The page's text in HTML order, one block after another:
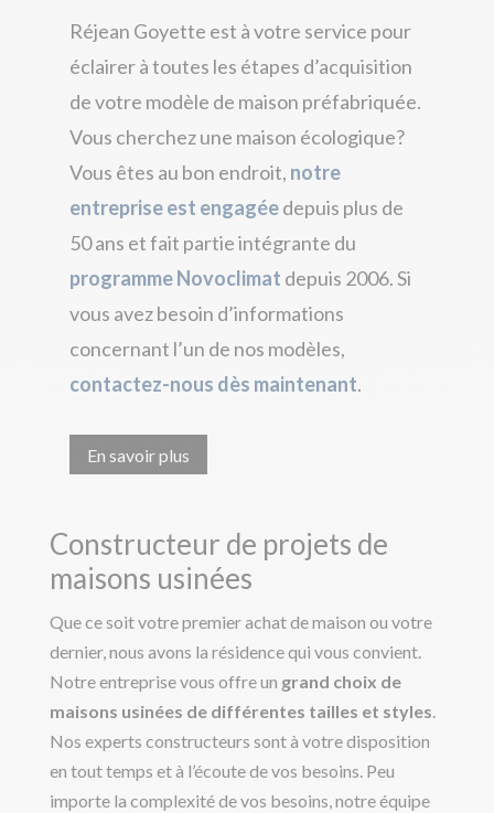
Réjean Goyette est à votre service pour
éclairer à toutes les étapes d’acquisition
de votre modèle de maison préfabriquée.
Vous cherchez une maison écologique?
Vous êtes au bon endroit, notre
entreprise est engagéedepuis plus de
50 ans et fait partie intégrante du
programme Novoclimat depuis 2006. Si
vous avez besoin d’informations
concernant l’un de nos modèles,
contactez-nous dès maintenant.
En savoir plus
Constructeur de projets de
maisons usinées
Que ce soit votre premier achat de maison ou votre
dernier, nous avons la résidence qui vous convient.
Notre entreprise vous offre un grand choix de
maisons usinées de différentes tailles et styles.
Nos experts constructeurs sont à votre disposition
en tout temps et à l’écoute de vos besoins. Peu
importe la complexité de vos besoins, notre équipe